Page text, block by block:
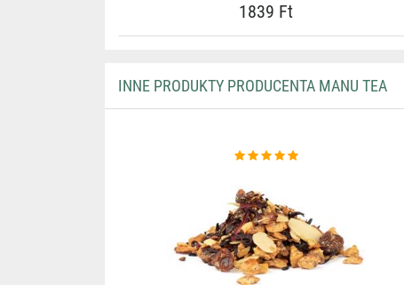
1839 Ft
INNE PRODUKTY PRODUCENTA MANU TEA